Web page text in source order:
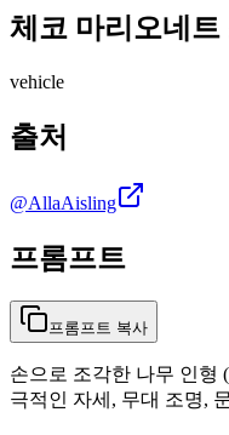
체코 마리오네트
vehicle
출처
@AllaAisling
프롬프트
프롬프트 복사
손으로 조각한 나무 인형
극적인 자세, 무대 조명,